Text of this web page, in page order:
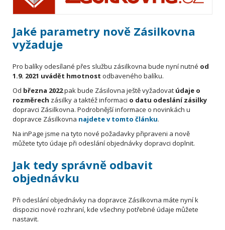
Jaké parametry nově Zásilkovna
vyžaduje
Pro balíky odesílané přes službu zásilkovna bude nyní nutné od
1.9. 2021 uvádět hmotnost odbaveného balíku.
Od března 2022pak bude Zásilovna ještě vyžadovat údaje o
rozměrech zásilky a taktéž informaci o datu odeslání zásilky
dopravci Zásilkovna. Podrobnější informace o novinkách u
dopravce Zásilkovna najdete v tomto článku.
Na inPage jsme na tyto nové požadavky připraveni a nově
můžete tyto údaje při odeslání objednávky dopravci doplnit.
Jak tedy správně odbavit
objednávku
Při odeslání objednávky na dopravce Zásilkovna máte nyní k
dispozici nové rozhraní, kde všechny potřebné údaje můžete
nastavit.